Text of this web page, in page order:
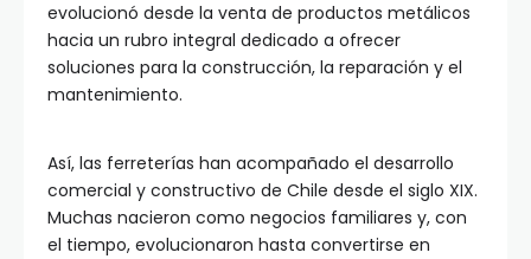
evolucionó desde la venta de productos metálicos
hacia un rubro integral dedicado a ofrecer
soluciones para la construcción, la reparación y el
mantenimiento.
Así, las ferreterías han acompañado el desarrollo
comercial y constructivo de Chile desde el siglo XIX.
Muchas nacieron como negocios familiares y, con
el tiempo, evolucionaron hasta convertirse en